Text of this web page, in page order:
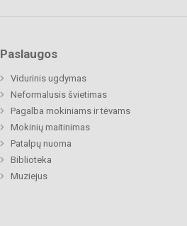
Paslaugos
Vidurinis ugdymas
Neformalusis švietimas
Pagalba mokiniams ir tėvams
Mokinių maitinimas
Patalpų nuoma
Biblioteka
Muziejus